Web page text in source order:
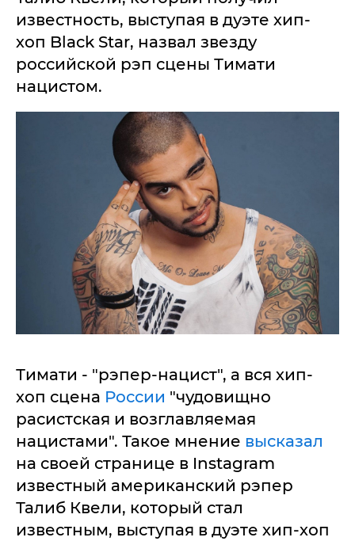
известность, выступая в дуэте хип-
хоп Black Star, назвал звезду
российской рэп сцены Тимати
нацистом.
Тимати - "рэпер-нацист", а вся хип-
хоп сцена России "чудовищно
расистская и возглавляемая
нацистами". Такое мнение высказал
на своей странице в Instagram
известный американский рэпер
Талиб Квели, который стал
известным, выступая в дуэте хип-хоп